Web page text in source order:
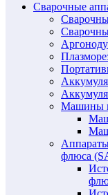
Сварочные
Машины
флюса